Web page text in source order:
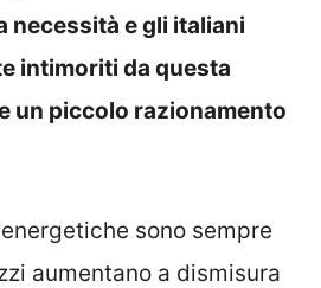
necessità e gli italiani
intimoriti da questa
un piccolo razionamento
sono sempre
aumentano a dismisura